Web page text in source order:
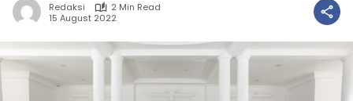
Redaksi
2 Min Read
15 August 2022